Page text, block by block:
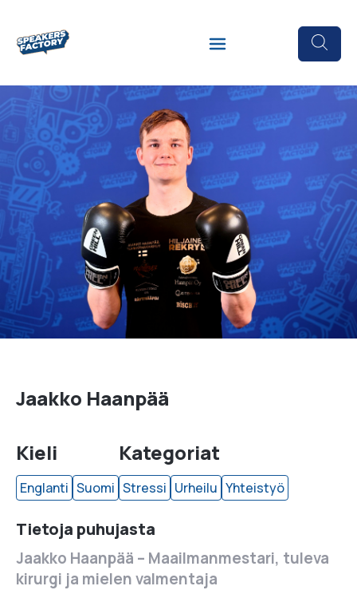
Jaakko Haanpää
Kieli
Englanti Suomi
Kategoriat
Stressi Urheilu Yhteistyö
Tietoja puhujasta
Jaakko Haanpää – Maailmanmestari, tuleva
kirurgi ja mielen valmentaja